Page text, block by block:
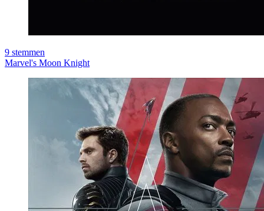
9 stemmen
Marvel's Moon Knight